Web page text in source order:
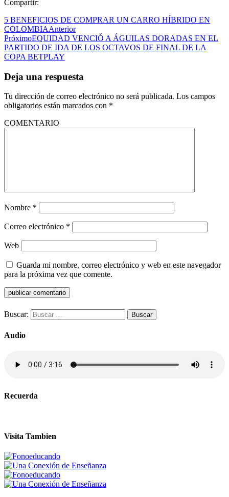
Compartir:
5 BENEFICIOS DE COMPRAR UN CARRO HÍBRIDO EN
COLOMBIAAnterior
PróximoEQUIDAD VENCIÓ A ÁGUILAS DORADAS EN EL
PARTIDO DE IDA DE LOS OCTAVOS DE FINAL DE LA
COPA BETPLAY
Deja una respuesta
Tu dirección de correo electrónico no será publicada. Los campos
obligatorios están marcados con *
COMENTARIO
Nombre *
Correo electrónico *
Web
Guarda mi nombre, correo electrónico y web en este navegador
para la próxima vez que comente.
Buscar:
Audio
Recuerda
Visita Tambien